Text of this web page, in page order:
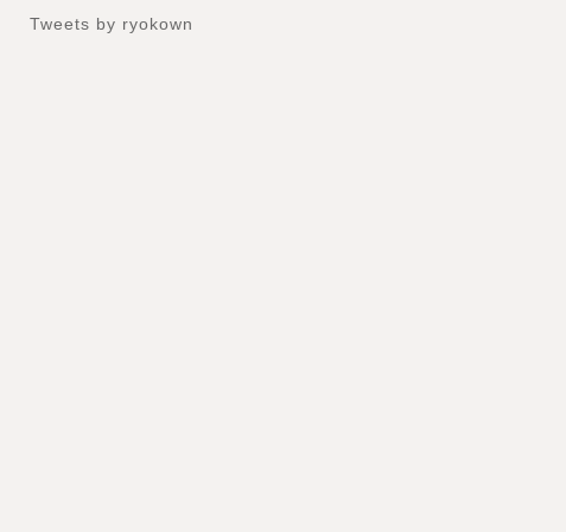
Tweets by ryokown